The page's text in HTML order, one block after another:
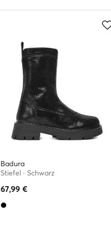
Badura
Stiefel · Schwarz
67,99 €